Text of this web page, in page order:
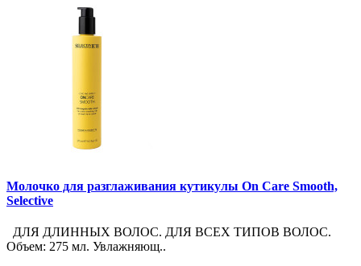
Молочко для разглаживания кутикулы On Care Smooth,
Selective
ДЛЯ ДЛИННЫХ ВОЛОС. ДЛЯ ВСЕХ ТИПОВ ВОЛОС.
Объем: 275 мл. Увлажняющ..